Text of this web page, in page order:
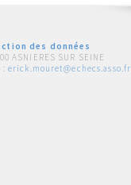
des données
ASNIERES SUR SEINE
: erick.mouret@echecs.asso.fr